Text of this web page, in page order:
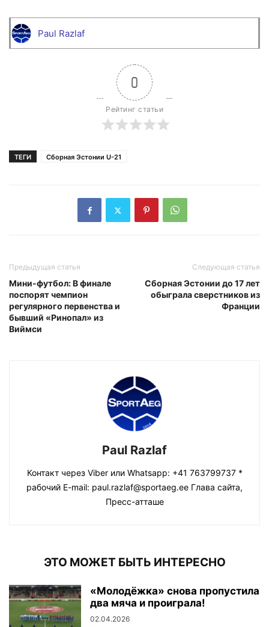
Paul Razlaf
0
Рейтинг статьи
ТЕГИ Сборная Эстонии U-21
Предыдущая статья
Мини-футбол: В финале
поспорят чемпион
регулярного первенства и
бывший «Ринопал» из
Виймси
Следующая статья
Сборная Эстонии до 17 лет
обыграла сверстников из
Франции
Paul Razlaf
Контакт через Viber или Whatsapp: +41 763799737 *
рабочий E-mail: paul.razlaf@sportaeg.ee Глава сайта,
Пресс-атташе
ЭТО МОЖЕТ БЫТЬ ИНТЕРЕСНО
«Молодёжка» снова пропустила
два мяча и проиграла!
02.04.2026